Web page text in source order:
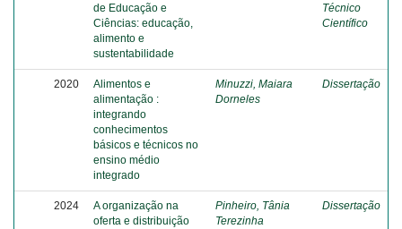
de Educação e
Ciências: educação,
alimento e
sustentabilidade
Técnico
Científico
2020
Alimentos e
alimentação :
integrando
conhecimentos
básicos e técnicos no
ensino médio
integrado
Minuzzi, Maiara
Dorneles
Dissertação
2024
A organização na
oferta e distribuição
Pinheiro, Tânia
Terezinha
Dissertação